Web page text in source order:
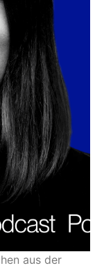
aus der